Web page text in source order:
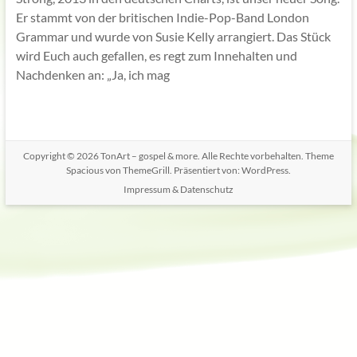
Er stammt von der britischen Indie-Pop-Band London
Grammar und wurde von Susie Kelly arrangiert. Das Stück
wird Euch auch gefallen, es regt zum Innehalten und
Nachdenken an: „Ja, ich mag
Copyright © 2026TonArt – gospel & more. Alle Rechte vorbehalten. Theme
Spaciousvon ThemeGrill. Präsentiert von: WordPress.
Impressum & Datenschutz